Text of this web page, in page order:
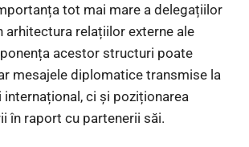
tot mai mare a delegațiilor
arhitectura relațiilor externe ale
acestor structuri poate
mesajele diplomatice transmise la
internațional, ci și poziționarea
în raport cu partenerii săi.